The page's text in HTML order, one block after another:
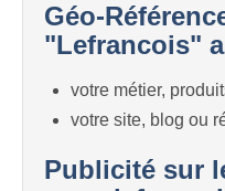
Géo-
"Lefrancois"
votre métier,
votre site, blog ou
Publicité sur